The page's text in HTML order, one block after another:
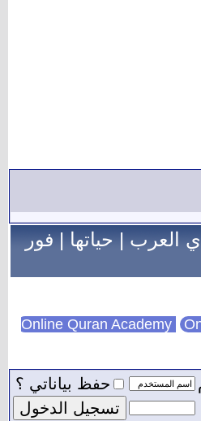
العرب|حياتها|فور
حفظ بياناتي ؟